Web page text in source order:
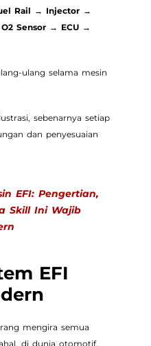
Rail → Injector →
Sensor → ECU →
ulang selama mesin
sebenarnya setiap
dan penyesuaian
EFI: Pengertian,
Skill Ini Wajib
EFI
mengira semua
di dunia otomotif,